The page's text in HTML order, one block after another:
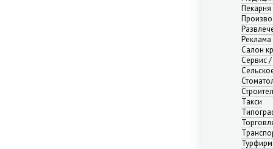
Пекарня
Реклама
Салон
Сервис /
Такси